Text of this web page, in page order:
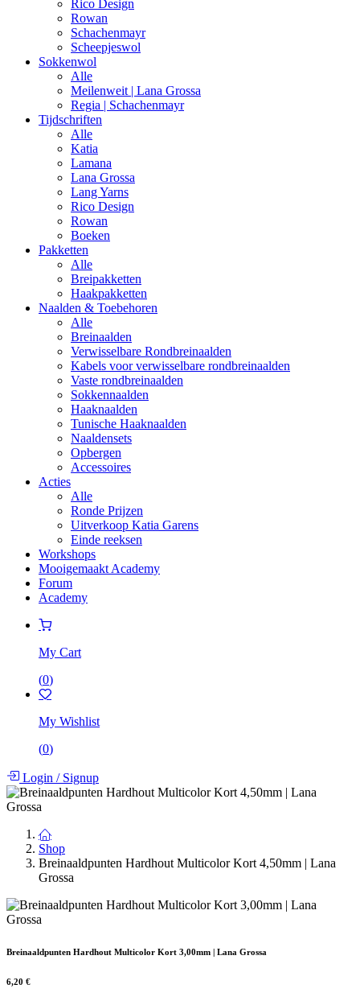
Rico Design
Rowan
Schachenmayr
Scheepjeswol
Sokkenwol
Alle
Meilenweit | Lana Grossa
Regia | Schachenmayr
Tijdschriften
Alle
Katia
Lamana
Lana Grossa
Lang Yarns
Rico Design
Rowan
Boeken
Pakketten
Alle
Breipakketten
Haakpakketten
Naalden & Toebehoren
Alle
Breinaalden
Verwisselbare Rondbreinaalden
Kabels voor verwisselbare rondbreinaalden
Vaste rondbreinaalden
Sokkennaalden
Haaknaalden
Tunische Haaknaalden
Naaldensets
Opbergen
Accessoires
Acties
Alle
Ronde Prijzen
Uitverkoop Katia Garens
Einde reeksen
Workshops
Mooigemaakt Academy
Forum
Academy
My Cart
(0)
My Wishlist
(0)
Login /Signup
Shop
Breinaaldpunten Hardhout Multicolor Kort 4,50mm | Lana
Grossa
Breinaaldpunten Hardhout Multicolor Kort 3,00mm | Lana Grossa
6,20 €